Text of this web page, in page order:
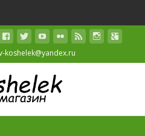
koshelek@yandex.ru